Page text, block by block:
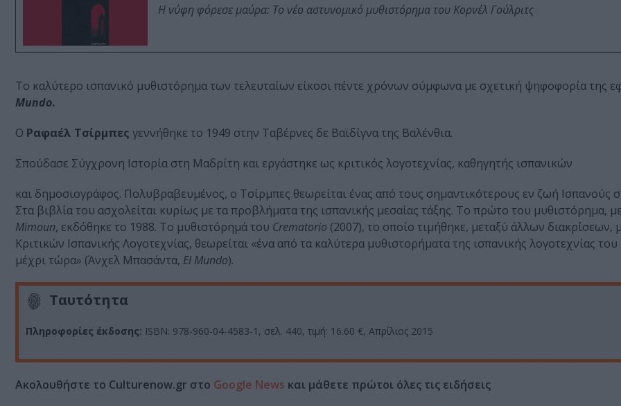
Η νύφη φόρεσε μαύρα: Το νέο αστυνομικό μυθιστόρημα του Κορνέλ Γούλριτς
Το καλύτερο ισπανικό μυθιστόρημα των τελευταίων είκοσι πέντε χρόνων σύμφωνα με σχετική ψηφοφορία της
Mundo.
Ο Ραφαέλ Τσίρμπες γεννήθηκε το 1949 στην Ταβέρνες δε Βαϊδίγνα της Βαλένθια.
Σπούδασε Σύγχρονη Ιστορία στη Μαδρίτη και εργάστηκε ως κριτικός λογοτεχνίας, καθηγητής ισπανικών
και δημοσιογράφος. Πολυβραβευμένος, ο Τσίρμπες θεωρείται ένας από τους σημαντικότερους εν ζωή Ισπανούς
Στα βιβλία του ασχολείται κυρίως με τα προβλήματα της ισπανικής μεσαίας τάξης. Το πρώτο του μυθιστόρημα,
Mimoun, εκδόθηκε το 1988. Το μυθιστόρημά του Crematorio (2007), το οποίο τιμήθηκε, μεταξύ άλλων διακρίσεων,
Κριτικών Ισπανικής Λογοτεχνίας, θεωρείται «ένα από τα καλύτερα μυθιστορήματα της ισπανικής λογοτεχνίας
μέχρι τώρα» (Άνχελ Μπασάντα, El Mundo).
Ταυτότητα
Πληροφορίες έκδοσης: ISBN: 978-960-04-4583-1, σελ. 440, τιμή: 16.60 €, Απρίλιος 2015
Ακολουθήστε το Culturenow.gr στο Google News και μάθετε πρώτοι όλες τις ειδήσεις